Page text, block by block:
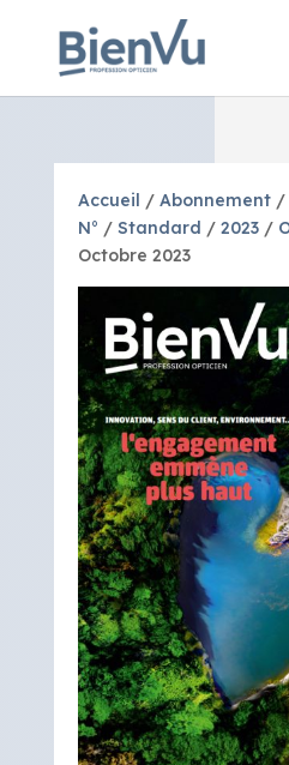
Accueil / Abonnement/
N° / Standard / 2023/
Octobre 2023